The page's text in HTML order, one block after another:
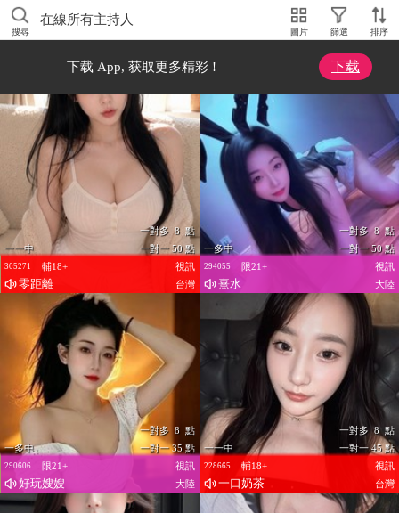
搜尋
在線所有主持人
圖片 篩選 排序
下载 App, 获取更多精彩 ! 下载
一一中
一對多 8 點
一對一 50 點
輔18+
視訊
305271
零距離 台灣
一多中
一對多 8 點
一對一 50 點
限21+
視訊
294055
熹水 大陸
一多中
一對多 8 點
一對一 35 點
限21+
視訊
290606
好玩嫂嫂 大陸
一一中
一對多 8 點
一對一 45 點
輔18+
視訊
228665
一口奶茶 台灣